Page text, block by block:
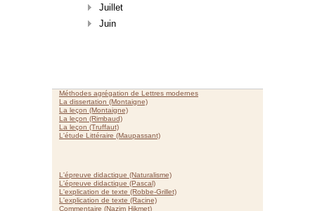
Juillet
Juin
Méthodes agrégation de Lettres modernes
La dissertation (Montaigne)
La leçon (Montaigne)
La leçon (Rimbaud)
La leçon (Truffaut)
L'étude Littéraire (Maupassant)
L'épreuve didactique (Naturalisme)
L'épreuve didactique (Pascal)
L'explication de texte (Robbe-Grillet)
L'explication de texte (Racine)
Commentaire (Nazim Hikmet)